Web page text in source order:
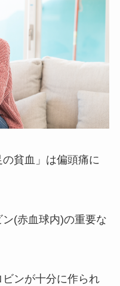
貧血」は偏頭痛に
(赤血球内)の重要な
ンが十分に作られ